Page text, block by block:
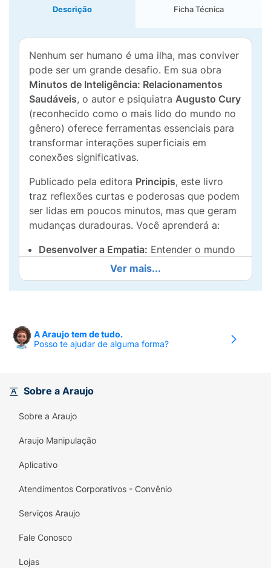
Descrição Ficha Técnica
Nenhum ser humano é uma ilha, mas conviver
pode ser um grande desafio. Em sua obra
Minutos de Inteligência: Relacionamentos
Saudáveis, o autor e psiquiatra Augusto Cury
(reconhecido como o mais lido do mundo no
gênero) oferece ferramentas essenciais para
transformar interações superficiais em
conexões significativas.
Publicado pela editora Principis, este livro
traz reflexões curtas e poderosas que podem
ser lidas em poucos minutos, mas que geram
mudanças duradouras. Você aprenderá a:
Desenvolver a Empatia: Entender o mundo
do outro antes de julgar ou reagir.
Gerenciar Conflitos:Como usar o diálogo
Cultivar o Amor Próprio:A base para
Comunicação Assertiva:
sentimentos e necessidades de forma clara,
evitando mal-entendidos e mágoas.
Ideal para presentear ou para ter sempre à
mão, este livro é um convite para olhar para o
emocional.
Ver mais...
A Araujo tem de tudo.
Posso te ajudar de alguma forma?
Sobre a Araujo
Sobre a Araujo
Araujo Manipulação
Aplicativo
Atendimentos Corporativos - Convênio
Serviços Araujo
Fale Conosco
Lojas